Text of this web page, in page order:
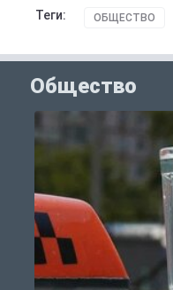
Теги: ОБЩЕСТВО
Общество